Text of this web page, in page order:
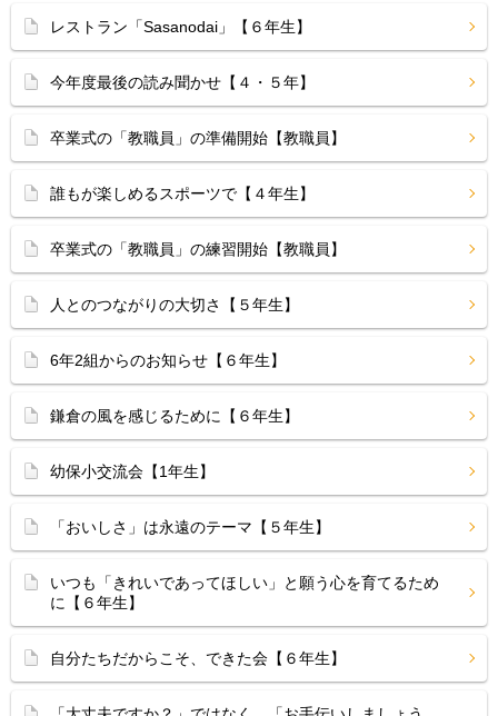
レストラン「Sasanodai」【６年生】
今年度最後の読み聞かせ【４・５年】
卒業式の「教職員」の準備開始【教職員】
誰もが楽しめるスポーツで【４年生】
卒業式の「教職員」の練習開始【教職員】
人とのつながりの大切さ【５年生】
6年2組からのお知らせ【６年生】
鎌倉の風を感じるために【６年生】
幼保小交流会【1年生】
「おいしさ」は永遠のテーマ【５年生】
いつも「きれいであってほしい」と願う心を育てるため
に【６年生】
自分たちだからこそ、できた会【６年生】